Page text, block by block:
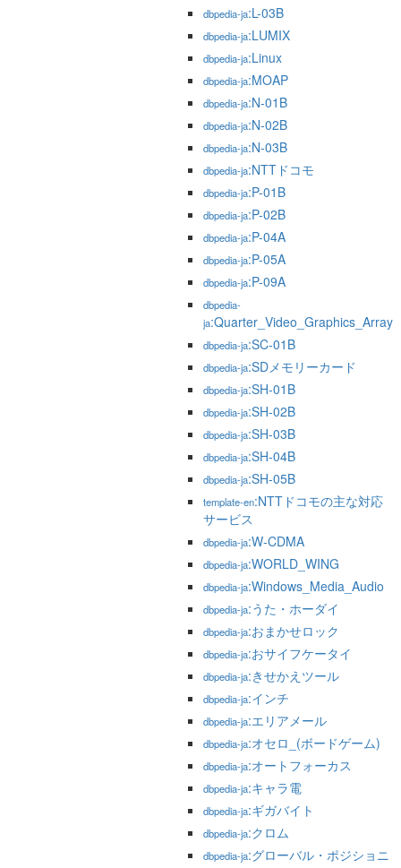
dbpedia-ja:L-03B
dbpedia-ja:LUMIX
dbpedia-ja:Linux
dbpedia-ja:MOAP
dbpedia-ja:N-01B
dbpedia-ja:N-02B
dbpedia-ja:N-03B
dbpedia-ja:NTTドコモ
dbpedia-ja:P-01B
dbpedia-ja:P-02B
dbpedia-ja:P-04A
dbpedia-ja:P-05A
dbpedia-ja:P-09A
dbpedia-
ja:Quarter_Video_Graphics_Array
dbpedia-ja:SC-01B
dbpedia-ja:SDメモリーカード
dbpedia-ja:SH-01B
dbpedia-ja:SH-02B
dbpedia-ja:SH-03B
dbpedia-ja:SH-04B
dbpedia-ja:SH-05B
template-en:NTTドコモの主な対応
サービス
dbpedia-ja:W-CDMA
dbpedia-ja:WORLD_WING
dbpedia-ja:Windows_Media_Audio
dbpedia-ja:うた・ホーダイ
dbpedia-ja:おまかせロック
dbpedia-ja:おサイフケータイ
dbpedia-ja:きせかえツール
dbpedia-ja:インチ
dbpedia-ja:エリアメール
dbpedia-ja:オセロ_(ボードゲーム)
dbpedia-ja:オートフォーカス
dbpedia-ja:キャラ電
dbpedia-ja:ギガバイト
dbpedia-ja:クロム
dbpedia-ja:グローバル・ポジショニ